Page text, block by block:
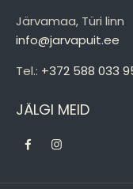
Järvamaa, Türi linn
info@jarvapuit.ee
Tel.: +372 588 033
JÄLGI MEID
facebookinstagramm